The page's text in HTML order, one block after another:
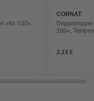
»Nr. 530«,
CORNAT
Doppelnippel
280«,
2,19 €